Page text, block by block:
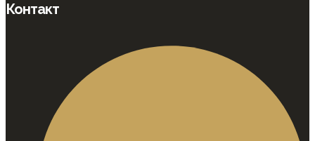
Контакт